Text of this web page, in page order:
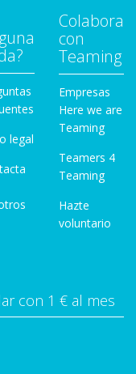
legal
Colabora
con
Teaming
Empresas
Here we are
Teaming
Teamers 4
Teaming
Hazte
voluntario
con 1 € al mes